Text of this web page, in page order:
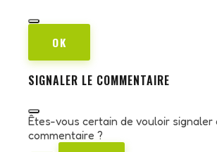
OK
SIGNALER LE COMMENTAIRE
Êtes-vous certain de vouloir signaler
commentaire ?